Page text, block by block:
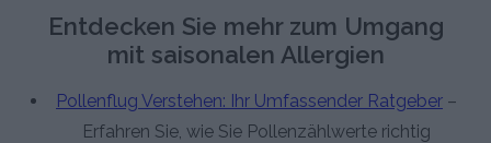
Entdecken Sie mehr zum Umgang
mit saisonalen Allergien
Pollenflug Verstehen: Ihr Umfassender Ratgeber –
Erfahren Sie, wie Sie Pollenzählwerte richtig